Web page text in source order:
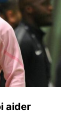
aider